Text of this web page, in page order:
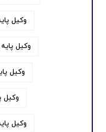
وکیل
وکیل
وکیل
وکیل
وکیل